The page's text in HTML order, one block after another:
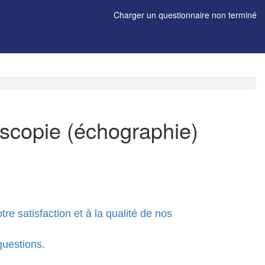
Charger un questionnaire non terminé
(échographie)
satisfaction et à la qualité de nos